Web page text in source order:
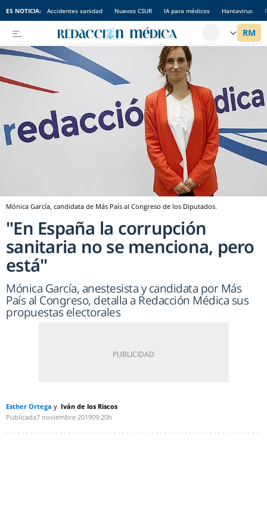
ES NOTICIA: Accidentes sanidad Nuevos CSUR IA para médicos Hantavirus
Mónica García, candidata de Más País al Congreso de los Diputados.
"En España la corrupción
sanitaria no se menciona, pero
está"
Mónica García, anestesista y candidata por Más
País al Congreso, detalla a Redacción Médica sus
propuestas electorales
Esther Ortega
Iván de los Riscos
Publicada7 noviembre 201909:20h